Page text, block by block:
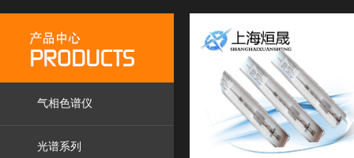
气相色谱仪
光谱系列